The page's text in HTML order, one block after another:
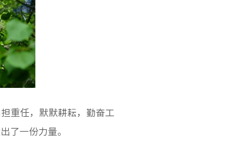
重任，默默耕耘，勤奋工
了一份力量。